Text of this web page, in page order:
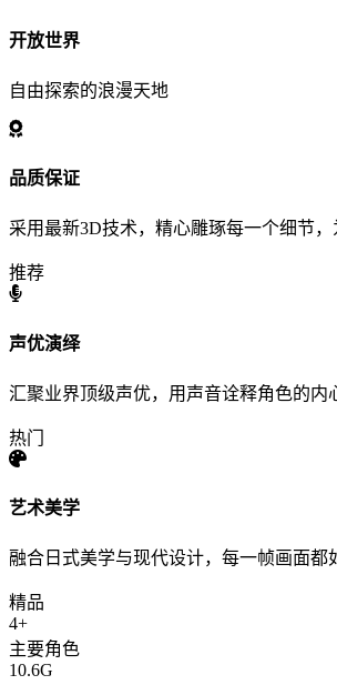
开放世界
自由探索的浪漫天地
品质保证
采用最新3D技术，精心雕琢每一个细节
推荐
声优演绎
汇聚业界顶级声优，用声音诠释角色的
热门
艺术美学
融合日式美学与现代设计，每一帧画面都
精品
4+
主要角色
10.6G